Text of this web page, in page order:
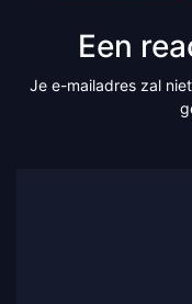
Een
Je e-mailadres zal